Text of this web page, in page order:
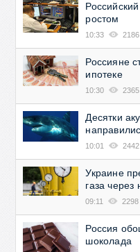
ростом
10:33 2186
Россияне
ипотеке
10:30 2365
Десятки
10:01 2442
Украине
газа через
09:11 2298
Россия
шоколада